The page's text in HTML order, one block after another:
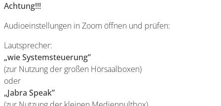
Achtung!!!
Audioeinstellungen in Zoom öffnen und prüfen:
Lautsprecher:
„wie Systemsteuerung”
(zur Nutzung der großen Hörsaalboxen)
oder
„Jabra Speak”